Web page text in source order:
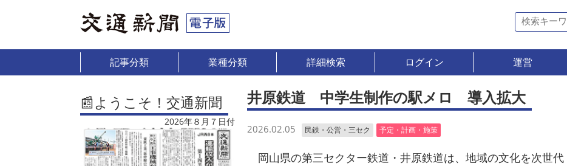
記事分類 業種分類 詳細検索 ログイン 運営
📰ようこそ！交通新聞
2026年８月７日付
井原鉄道 中学生制作の駅メロ 導入拡大
2026.02.05 民鉄・公営・三セク 予定・計画・施策
岡山県の第三セクター鉄道・井原鉄道は、地域の文化を次世代